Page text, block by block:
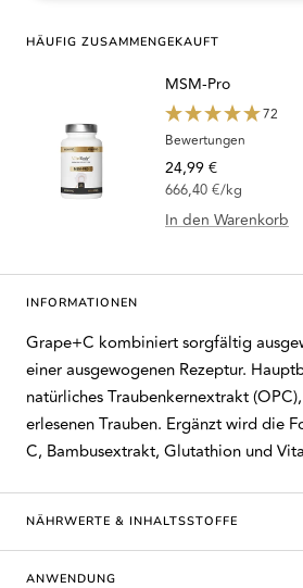
INFORMATIONEN
Grape+C kombiniert sorgfältig
einer ausgewogenen Rezeptur.
natürliches Traubenkernextrakt
erlesenen Trauben. Ergänzt wird die
C, Bambusextrakt, Glutathion und
NÄHRWERTE & INHALTSSTOFFE
ANWENDUNG
HÄUFIG ZUSAMMENGEKAUFT
MSM-Pro
72
Bewertungen
Angebotspreis
24,99 €
666,40 €/kg
In den Warenkorb